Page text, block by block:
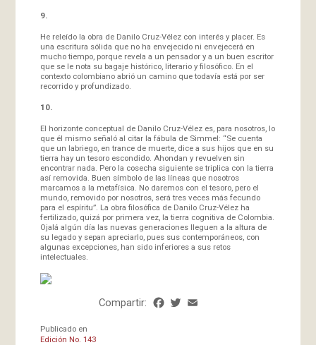
9.
He releído la obra de Danilo Cruz-Vélez con interés y placer. Es
una escritura sólida que no ha envejecido ni envejecerá en
mucho tiempo, porque revela a un pensador y a un buen escritor
que se le nota su bagaje histórico, literario y filosófico. En el
contexto colombiano abrió un camino que todavía está por ser
recorrido y profundizado.
10.
El horizonte conceptual de Danilo Cruz-Vélez es, para nosotros, lo
que él mismo señaló al citar la fábula de Simmel: “Se cuenta
que un labriego, en trance de muerte, dice a sus hijos que en su
tierra hay un tesoro escondido. Ahondan y revuelven sin
encontrar nada. Pero la cosecha siguiente se triplica con la tierra
así removida. Buen símbolo de las líneas que nosotros
marcamos a la metafísica. No daremos con el tesoro, pero el
mundo, removido por nosotros, será tres veces más fecundo
para el espíritu”. La obra filosófica de Danilo Cruz-Vélez ha
fertilizado, quizá por primera vez, la tierra cognitiva de Colombia.
Ojalá algún día las nuevas generaciones lleguen a la altura de
su legado y sepan apreciarlo, pues sus contemporáneos, con
algunas excepciones, han sido inferiores a sus retos
intelectuales.
Compartir: Facebook
Twitter
Publicado en
Edición No. 143